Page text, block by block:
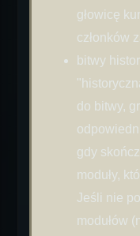
głowicę
członków
bitwy
do bitwy,
gdy
moduły,
Jeśli nie
modułów